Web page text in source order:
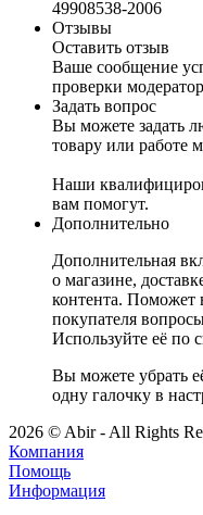
49908538-2006
Отзывы
Оставить отзыв
Ваше сообщение
проверки
Задать вопрос
Вы можете задать
товару или работе
Наши
вам помогут.
Дополнительно
Дополнительная
о магазине,
контента. Поможет
покупателя
Используйте её по
Вы можете убрать
одну галочку в
2026 © Abir - All Rights
Компания
Помощь
Информация